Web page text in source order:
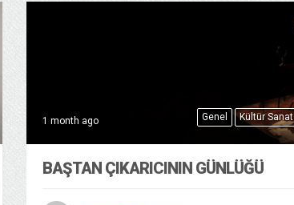
Genel Kültür Sanat
1 month ago
BAŞTAN ÇIKARICININ GÜNLÜĞÜ